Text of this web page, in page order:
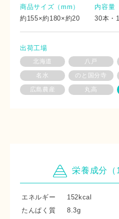
商品サイズ（mm）
約155×約180×約20
内容量
30本・
出荷工場
北海道 八戸
名水
のと国分寺
広島農産
丸高
栄養成分（
エネルギー 152kcal
たんぱく質
8.3g